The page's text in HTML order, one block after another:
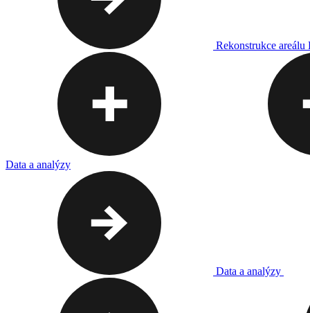
Rekonstrukce areálu
Data a analýzy
Data a analýzy